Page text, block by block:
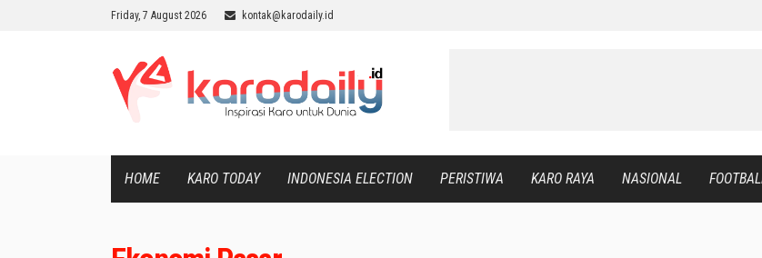
Friday, 7 August 2026 kontak@karodaily.id
HOME KARO TODAY INDONESIA ELECTION PERISTIWA KARO RAYA NASIONAL